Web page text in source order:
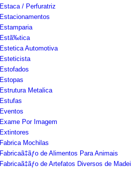
Estaca / Perfuratriz
Estacionamentos
Estamparia
Estã‰tica
Estetica Automotiva
Esteticista
Estofados
Estopas
Estrutura Metalica
Estufas
Eventos
Exame Por Imagem
Extintores
Fabrica Mochilas
Fabricaã‡ãƒo de Alimentos Para Animais
Fabricaã‡ãƒo de Artefatos Diversos de